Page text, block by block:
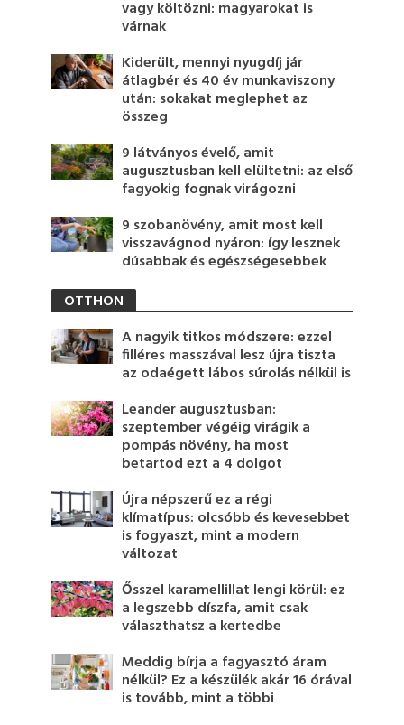
vagy költözni: magyarokat is
várnak
Kiderült, mennyi nyugdíj jár
átlagbér és 40 év munkaviszony
után: sokakat meglephet az
összeg
9 látványos évelő, amit
augusztusban kell elültetni: az első
fagyokig fognak virágozni
9 szobanövény, amit most kell
visszavágnod nyáron: így lesznek
dúsabbak és egészségesebbek
OTTHON
A nagyik titkos módszere: ezzel
filléres masszával lesz újra tiszta
az odaégett lábos súrolás nélkül is
Leander augusztusban:
szeptember végéig virágik a
pompás növény, ha most
betartod ezt a 4 dolgot
Újra népszerű ez a régi
klímatípus: olcsóbb és kevesebbet
is fogyaszt, mint a modern
változat
Ősszel karamellillat lengi körül: ez
a legszebb díszfa, amit csak
választhatsz a kertedbe
Meddig bírja a fagyasztó áram
nélkül? Ez a készülék akár 16 órával
is tovább, mint a többi